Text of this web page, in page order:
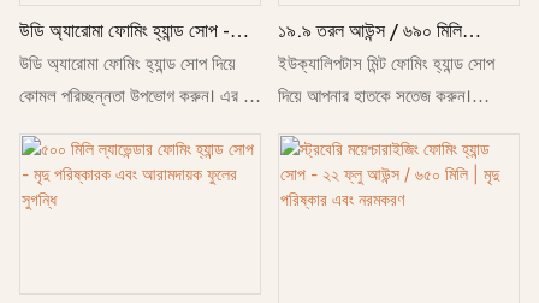
উডি অ্যারোমা ফোমিং হ্যান্ড সোপ -
৬৫০মিলি, প্রচুর ফেনা ও উষ্ণ কাঠের
সুগন্ধযুক্ত কোমলভাবে পরিষ্কারক হ্যান্ড
উডি অ্যারোমা ফোমিং হ্যান্ড সোপ দিয়ে
কোমল পরিচ্ছন্নতা উপভোগ করুন। এর ঘন
ফেনা সৃষ্টিকারী ফর্মুলা এবং উষ্ণ কাঠের
সুগন্ধ আপনার হাতকে পরিষ্কার, নরম ও
সতেজ রাখে।
১৯.৯ তরল আউন্স / ৬৯০ মিলি
ইউক্যালিপটাস মিন্ট ফোমিং হ্যান্ড সোপ –
সতেজকারক ও কোমলভাবে হাত
ইউক্যালিপটাস মিন্ট ফোমিং হ্যান্ড সোপ
দিয়ে আপনার হাতকে সতেজ করুন।
প্রতিদিন হাত ধোয়ার জন্য রয়েছে কোমল,
ময়েশ্চারাইজিং ফর্মুলা এবং একটি পরিষ্কার,
শীতল সুগন্ধ।